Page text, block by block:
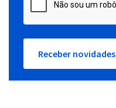
Receber novidades